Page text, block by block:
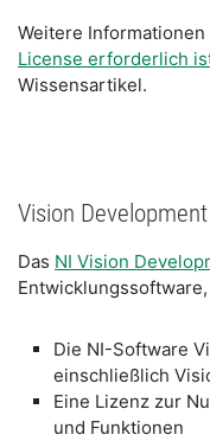
Weitere Informationen
License erforderlich
Wissensartikel.
Vision
Das NI Vision
Die NI-Software
einschließlich
Eine Lizenz zur
und Funktionen